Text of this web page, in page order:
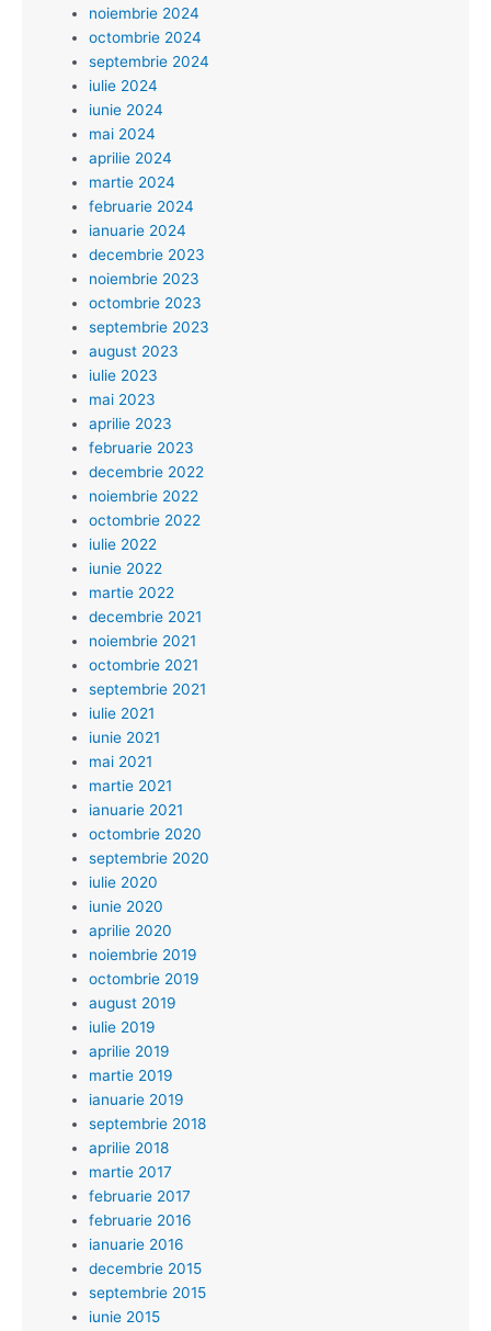
noiembrie 2024
octombrie 2024
septembrie 2024
iulie 2024
iunie 2024
mai 2024
aprilie 2024
martie 2024
februarie 2024
ianuarie 2024
decembrie 2023
noiembrie 2023
octombrie 2023
septembrie 2023
august 2023
iulie 2023
mai 2023
aprilie 2023
februarie 2023
decembrie 2022
noiembrie 2022
octombrie 2022
iulie 2022
iunie 2022
martie 2022
decembrie 2021
noiembrie 2021
octombrie 2021
septembrie 2021
iulie 2021
iunie 2021
mai 2021
martie 2021
ianuarie 2021
octombrie 2020
septembrie 2020
iulie 2020
iunie 2020
aprilie 2020
noiembrie 2019
octombrie 2019
august 2019
iulie 2019
aprilie 2019
martie 2019
ianuarie 2019
septembrie 2018
aprilie 2018
martie 2017
februarie 2017
februarie 2016
ianuarie 2016
decembrie 2015
septembrie 2015
iunie 2015